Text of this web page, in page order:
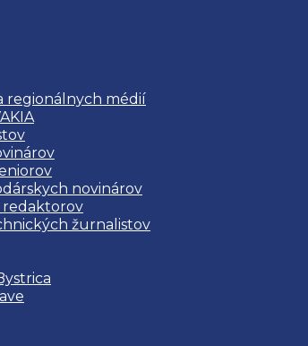
regionálnych médií
novinárov
žurnalistov